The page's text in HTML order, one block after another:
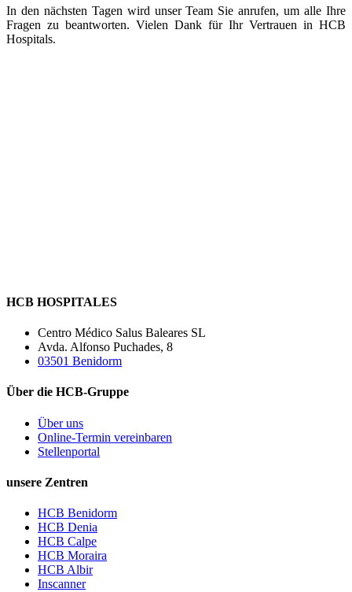
In den nächsten Tagen wird unser Team Sie anrufen, um alle Ihre
Fragen zu beantworten. Vielen Dank für Ihr Vertrauen in HCB
Hospitals.
HCB HOSPITALES
Centro Médico Salus Baleares SL
Avda. Alfonso Puchades, 8
03501 Benidorm
Über die HCB-Gruppe
Über uns
Online-Termin vereinbaren
Stellenportal
unsere Zentren
HCB Benidorm
HCB Denia
HCB Calpe
HCB Moraira
HCB Albir
Inscanner